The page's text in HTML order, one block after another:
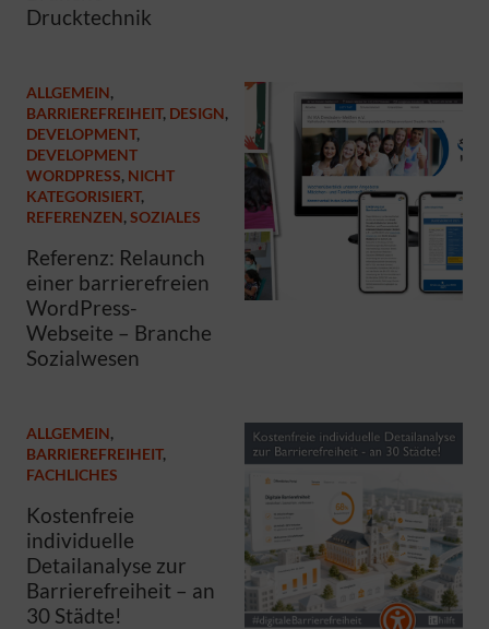
Drucktechnik
ALLGEMEIN,
BARRIEREFREIHEIT, DESIGN,
DEVELOPMENT,
DEVELOPMENT
WORDPRESS, NICHT
KATEGORISIERT,
REFERENZEN, SOZIALES
Referenz: Relaunch
einer barrierefreien
WordPress-
Webseite – Branche
Sozialwesen
ALLGEMEIN,
BARRIEREFREIHEIT,
FACHLICHES
Kostenfreie
individuelle
Detailanalyse zur
Barrierefreiheit – an
30 Städte!